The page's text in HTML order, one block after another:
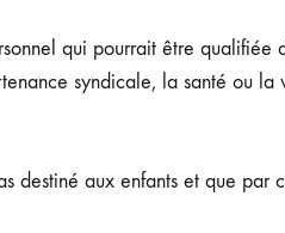
qui pourrait être
syndicale, la santé ou
destiné aux enfants et que